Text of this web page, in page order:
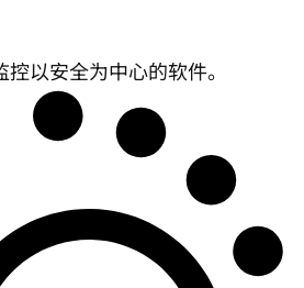
以安全为中心的软件。